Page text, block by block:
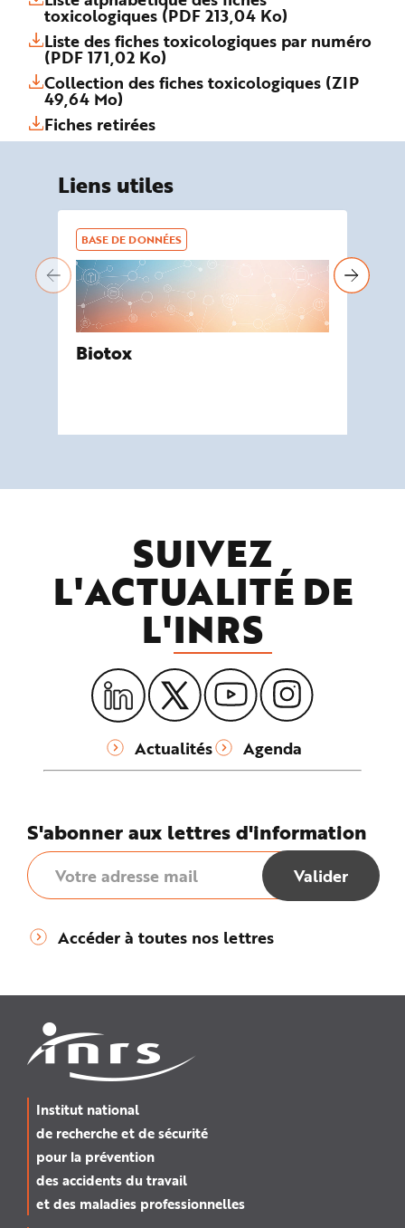
toxicologiques (PDF 213,04 Ko)
Liste des fiches toxicologiques par numéro
(PDF 171,02 Ko)
Collection des fiches toxicologiques (ZIP
49,64 Mo)
Fiches retirées
Liens utiles
BASE DE DONNÉES
Biotox
SUIVEZ
L'ACTUALITÉ DE
L'INRS
Actualités Agenda
S'abonner aux lettres d'information
Accéder à toutes nos lettres
Institut national
de recherche et de sécurité
pour la prévention
des accidents du travail
et des maladies professionnelles